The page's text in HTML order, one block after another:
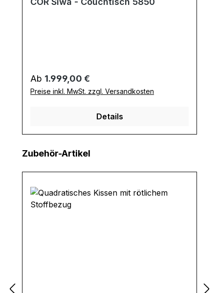
Regulärer Preis:
Ab 1.999,00 €
Preise inkl. MwSt. zzgl. Versandkosten
Details
Produktgalerie überspringen
Zubehör-Artikel